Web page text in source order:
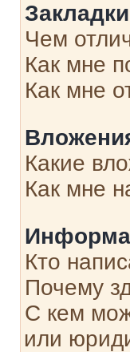
Чем
Как мне
Как мне
Какие
Как мне
Кто
Почему
С кем
или